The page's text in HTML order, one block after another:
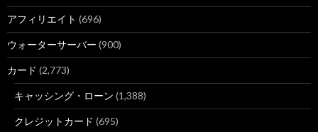
アフィリエイト (696)
ウォーターサーバー (900)
カード (2,773)
キャッシング・ローン (1,388)
クレジットカード (695)